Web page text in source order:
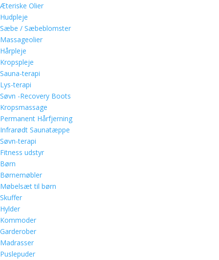
Æteriske Olier
Hudpleje
Sæbe / Sæbeblomster
Massageolier
Hårpleje
Kropspleje
Sauna-terapi
Lys-terapi
Søvn -Recovery Boots
Kropsmassage
Permanent Hårfjerning
Infrarødt Saunatæppe
Søvn-terapi
Fitness udstyr
Børn
Børnemøbler
Møbelsæt til børn
Skuffer
Hylder
Kommoder
Garderober
Madrasser
Puslepuder